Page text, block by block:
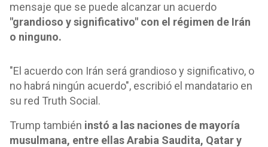
mensaje que se puede alcanzar un acuerdo
"grandioso y significativo" con el régimen de Irán
o ninguno.
"El acuerdo con Irán será grandioso y significativo, o
no habrá ningún acuerdo", escribió el mandatario en
su red Truth Social.
Trump también instó a las naciones de mayoría
musulmana, entre ellas Arabia Saudita, Qatar y